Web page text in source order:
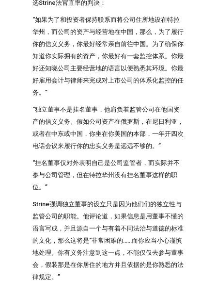
选Strine法官直率的判决：
“如果为了和投资者保持联系而将公司住所地设在特拉
华州，而公司的资产与经营地在中国，那么，为了履行
你的信义义务，你最好经常亲自前往中国。为了确保你
知道你实际拥有的资产，你最好有一套监控体系。你最
好还知晓公司主要经营地的语言以便熟悉其环境。你最
好雇用会计与律师来完成对上市公司的体系化监控的任
务。”
“独立董事不是挂名董事，他肩负着监管公司在他国资
产的信义义务。假如公司资产在俄罗斯，在尼日利亚，
或者在中东或中国，你坐在你美国的本部，一年开四次
电话会议来履行你的忠实义务是远远不够的。”
“挂名董事仅对外表明自己是公司监管者，而实际并不
参与公司管理，但在特拉华州没有挂名董事这样的职
位。”
Strine强调独立董事的设立只是因为他们们的独立性与
监管公司的职能。他评论道，如果信息是用董事不懂的
语言写成，并且源自一个与有着不同法治与道德的标准
的文化，那么这将是“非常困难的……而你应当小心谨慎
地处理。你有义务注意到这一点，不能仅仅去参与董事
会，假装那是在你居住的地方并且依据的是你熟悉的法
律规定。”